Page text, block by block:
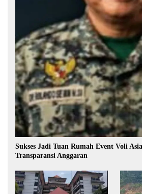
Sukses Jadi Tuan Rumah Event Voli
Transparansi Anggaran